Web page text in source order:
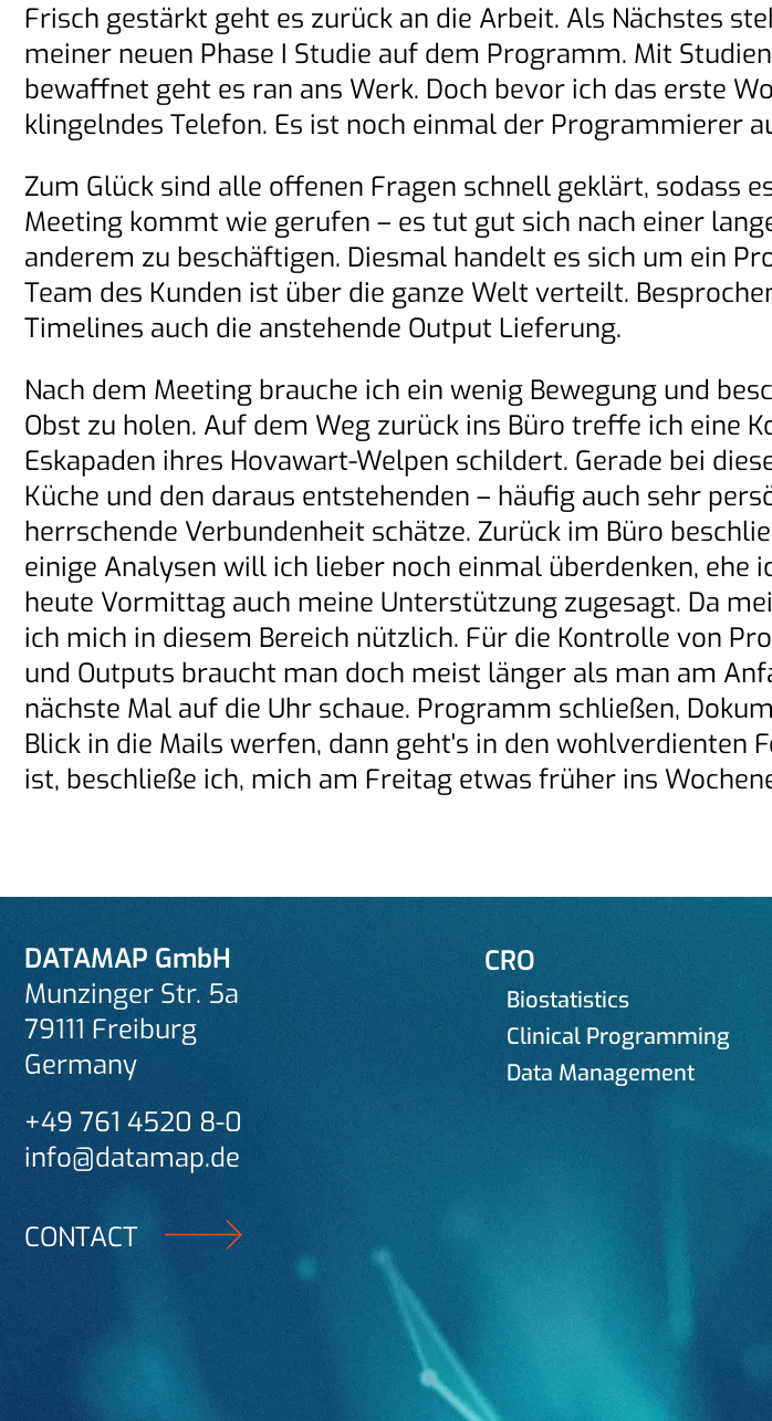
Frisch gestärkt geht es zurück an die Arbeit. Als Nächstes
meiner neuen Phase I Studie auf dem Programm. Mit
bewaffnet geht es ran ans Werk. Doch bevor ich das erste
klingelndes Telefon. Es ist noch einmal der Programmierer
Zum Glück sind alle offenen Fragen schnell geklärt, sodass
Meeting kommt wie gerufen – es tut gut sich nach einer
anderem zu beschäftigen. Diesmal handelt es sich um ein
Team des Kunden ist über die ganze Welt verteilt.
Timelines auch die anstehende Output Lieferung.
Nach dem Meeting brauche ich ein wenig Bewegung und
Obst zu holen. Auf dem Weg zurück ins Büro treffe ich eine
Eskapaden ihres Hovawart-Welpen schildert. Gerade bei
Küche und den daraus entstehenden – häufig auch sehr
herrschende Verbundenheit schätze. Zurück im Büro
einige Analysen will ich lieber noch einmal überdenken,
heute Vormittag auch meine Unterstützung zugesagt. Da
ich mich in diesem Bereich nützlich. Für die Kontrolle von
und Outputs braucht man doch meist länger als man am
nächste Mal auf die Uhr schaue. Programm schließen,
Blick in die Mails werfen, dann geht's in den wohlverdienten
ist, beschließe ich, mich am Freitag etwas früher ins
DATAMAP GmbH
Munzinger Str. 5a
79111 Freiburg
Germany
+49 761 4520 8-0
info@datamap.de
CONTACT
CRO
Biostatistics
Clinical Programming
Data Management